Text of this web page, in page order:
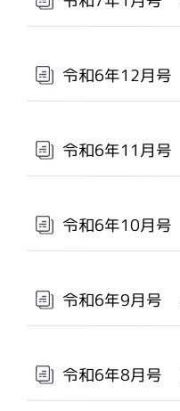
令和6年12月号
令和6年11月号
令和6年10月号
令和6年9月号
令和6年8月号